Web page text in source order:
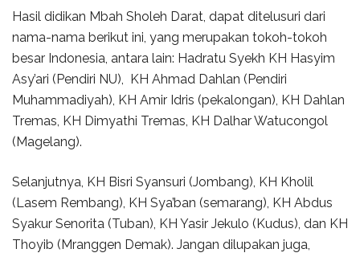
Hasil didikan Mbah Sholeh Darat, dapat ditelusuri dari
nama-nama berikut ini, yang merupakan tokoh-tokoh
besar Indonesia, antara lain: Hadratu Syekh KH Hasyim
Asy’ari (Pendiri NU), KH Ahmad Dahlan (Pendiri
Muhammadiyah), KH Amir Idris (pekalongan), KH Dahlan
Tremas, KH Dimyathi Tremas, KH Dalhar Watucongol
(Magelang).
Selanjutnya, KH Bisri Syansuri (Jombang), KH Kholil
(Lasem Rembang), KH Sya’ban (semarang), KH Abdus
Syakur Senorita (Tuban), KH Yasir Jekulo (Kudus), dan KH
Thoyib (Mranggen Demak). Jangan dilupakan juga,